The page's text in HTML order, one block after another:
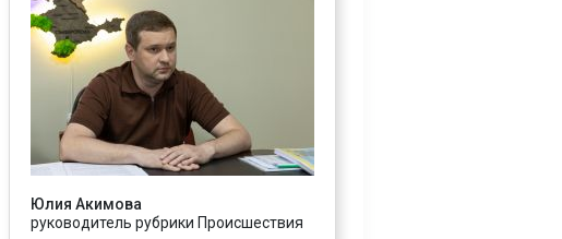
Юлия Акимова
руководитель рубрики Происшествия